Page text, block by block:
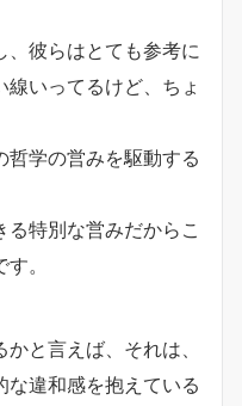
彼らはとても参考に
線いってるけど、ちょ
哲学の営みを駆動する
特別な営みだからこ
。
と言えば、それは、
な違和感を抱えている